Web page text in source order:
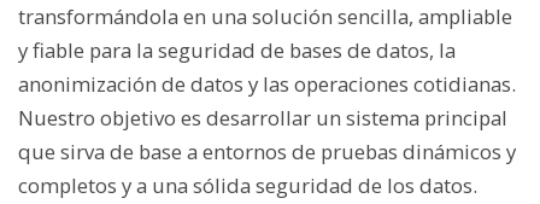
transformándola en una solución sencilla, ampliable
y fiable para la seguridad de bases de datos, la
anonimización de datos y las operaciones cotidianas.
Nuestro objetivo es desarrollar un sistema principal
que sirva de base a entornos de pruebas dinámicos y
completos y a una sólida seguridad de los datos.